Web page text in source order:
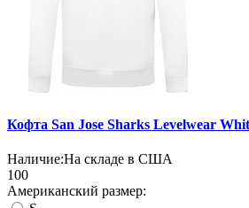
Кофта San Jose Sharks Levelwear
Наличие:На складе в США
100
Американский размер: